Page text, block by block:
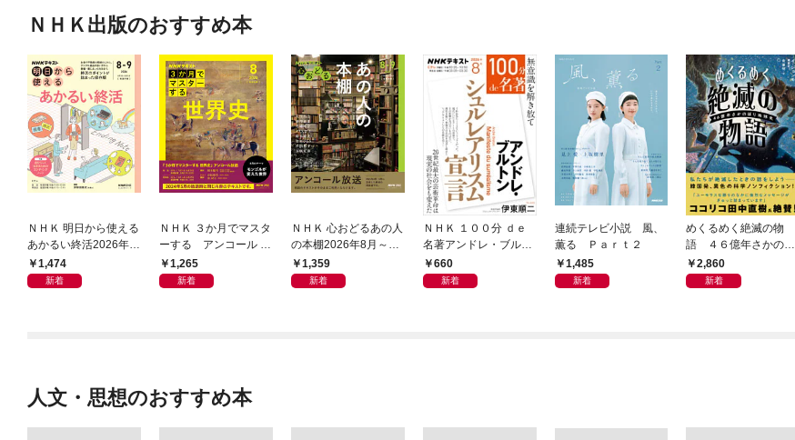
ＮＨＫ出版のおすすめ本
ＮＨＫ 明日から使える
あかるい終活2026年8
月～9月
1,474
新着
ＮＨＫ ３か月でマスタ
ーする アンコール 世
界史2026年8月
1,265
新着
ＮＨＫ 心おどるあの人
の本棚2026年8月～9
月1,359
新着
ＮＨＫ １００分 ｄｅ
名著アンドレ・ブルト
ン 『シュルレアリスム
宣言』2026年8月
660
新着
連続テレビ小説 風、
薫る Ｐａｒｔ２
1,485
新着
めくるめく絶滅の物
語 ４６億年さかのぼ
り地球史
2,860
新着
人文・思想のおすすめ本